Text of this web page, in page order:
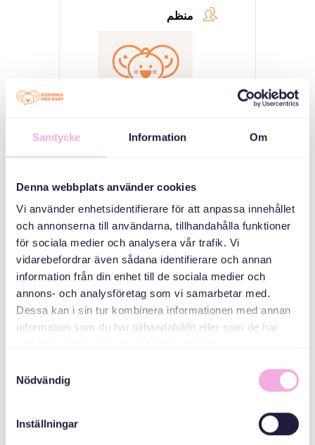
Samtycke Information Om
Denna webbplats använder cookies
Vi använder enhetsidentifierare för att anpassa innehållet
och annonserna till användarna, tillhandahålla funktioner
för sociala medier och analysera vår trafik. Vi
vidarebefordrar även sådana identifierare och annan
information från din enhet till de sociala medier och
annons- och analysföretag som vi samarbetar med.
Dessa kan i sin tur kombinera informationen med annan
information som du har tillhandahållit eller som de har
Nödvändig
Inställningar
منظم
Svenska med baby
Email
المنظمون المشاركون
المجلس الإداري
لمقاطعة ستوكهولم